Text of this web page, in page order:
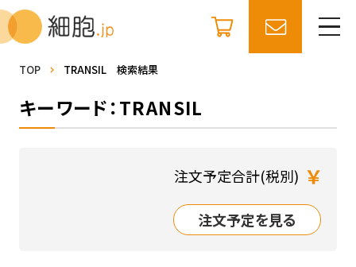
TOP TRANSIL 検索結果
キーワード：TRANSIL
注文予定合計(税別) ￥
注文予定を見る